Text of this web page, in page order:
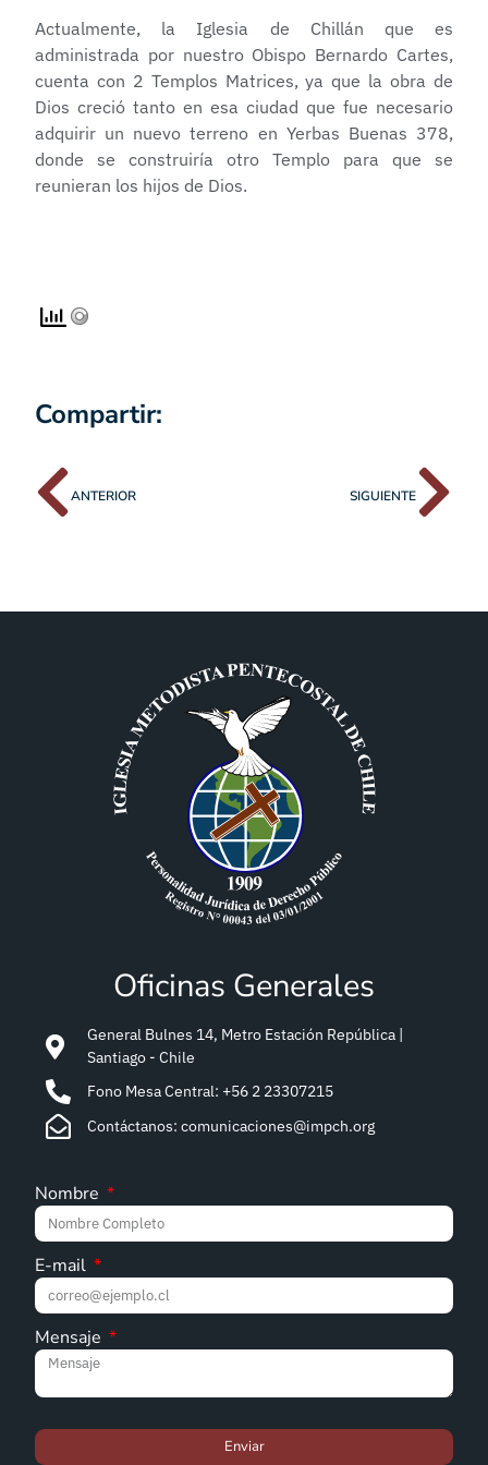
Actualmente, la Iglesia de Chillán que es
administrada por nuestro Obispo Bernardo Cartes,
cuenta con 2 Templos Matrices, ya que la obra de
Dios creció tanto en esa ciudad que fue necesario
adquirir un nuevo terreno en Yerbas Buenas 378,
donde se construiría otro Templo para que se
reunieran los hijos de Dios.
Compartir:
ANTERIOR SIGUIENTE
Oficinas Generales
General Bulnes 14, Metro Estación República |
Santiago - Chile
Fono Mesa Central: +56 2 23307215
Contáctanos: comunicaciones@impch.org
Nombre
E-mail
Mensaje
Enviar